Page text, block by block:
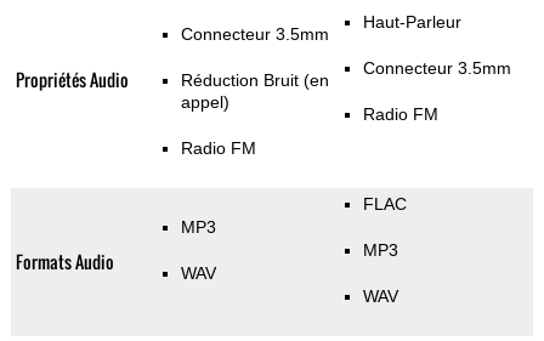
Propriétés Audio
Connecteur 3.5mm
Réduction Bruit (en
appel)
Radio FM
Haut-Parleur
Connecteur 3.5mm
Radio FM
Formats Audio
MP3
WAV
FLAC
MP3
WAV